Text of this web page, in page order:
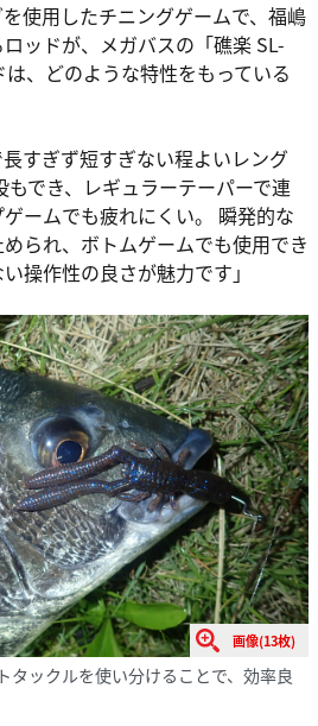
使用したチニングゲームで、福嶋
ッドが、メガバスの「礁楽 SL-
、どのような特性をもっている
長すぎず短すぎない程よいレング
でき、レギュラーテーパーで連
ームでも疲れにくい。 瞬発的な
られ、ボトムゲームでも使用でき
操作性の良さが魅力です」
画像(13枚)
タックルを使い分けることで、効率良